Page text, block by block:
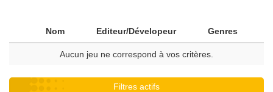
Nom Editeur/Dévelopeur Genres
Aucun jeu ne correspond à vos critères.
Filtres actifs